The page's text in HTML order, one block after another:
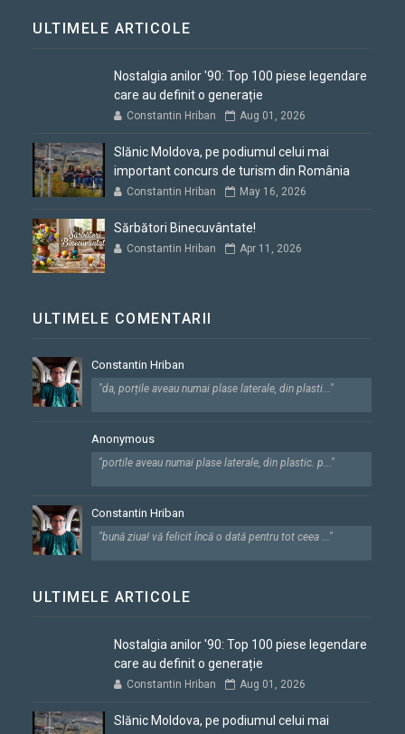
ULTIMELE ARTICOLE
Nostalgia anilor '90: Top 100 piese legendare
care au definit o generație
Constantin Hriban Aug 01, 2026
Slănic Moldova, pe podiumul celui mai
important concurs de turism din România
Constantin Hriban May 16, 2026
Sărbători Binecuvântate!
Constantin Hriban Apr 11, 2026
ULTIMELE COMENTARII
Constantin Hriban
"da, porțile aveau numai plase laterale, din plasti..."
Anonymous
"portile aveau numai plase laterale, din plastic. p..."
Constantin Hriban
"bună ziua! vă felicit încă o dată pentru tot ceea ..."
ULTIMELE ARTICOLE
Nostalgia anilor '90: Top 100 piese legendare
care au definit o generație
Constantin Hriban Aug 01, 2026
Slănic Moldova, pe podiumul celui mai